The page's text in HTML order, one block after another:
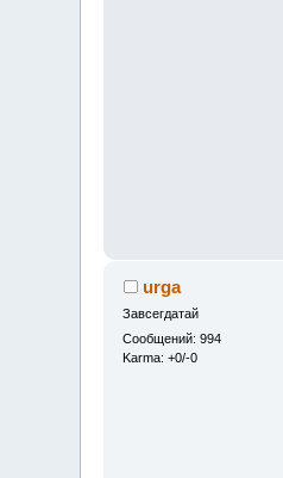
urga
Завсегдатай
Сообщений: 994
Karma: +0/-0